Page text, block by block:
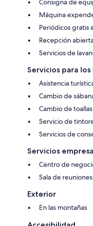
Consigna de
Máquina
Periódicos gratis
Recepción
Servicios de
Servicios para
Asistencia
Cambio de
Cambio de
Servicio de
Servicios de
Servicios
Centro de
Sala de reuniones
Exterior
En las montañas